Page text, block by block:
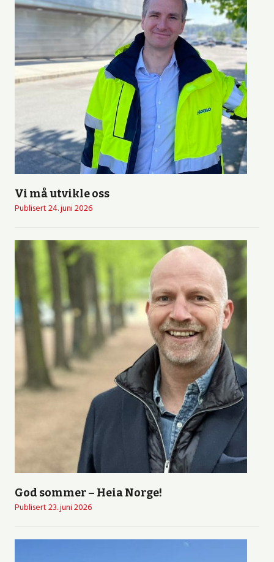
Vi må utvikle oss
Publisert24. juni 2026
God sommer – Heia Norge!
Publisert23. juni 2026